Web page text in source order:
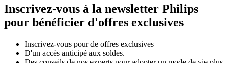
Inscrivez-vous à la newsletter Philips
pour bénéficier d'offres exclusives
Inscrivez‑vous pour de offres exclusives
D'un accès anticipé aux soldes.